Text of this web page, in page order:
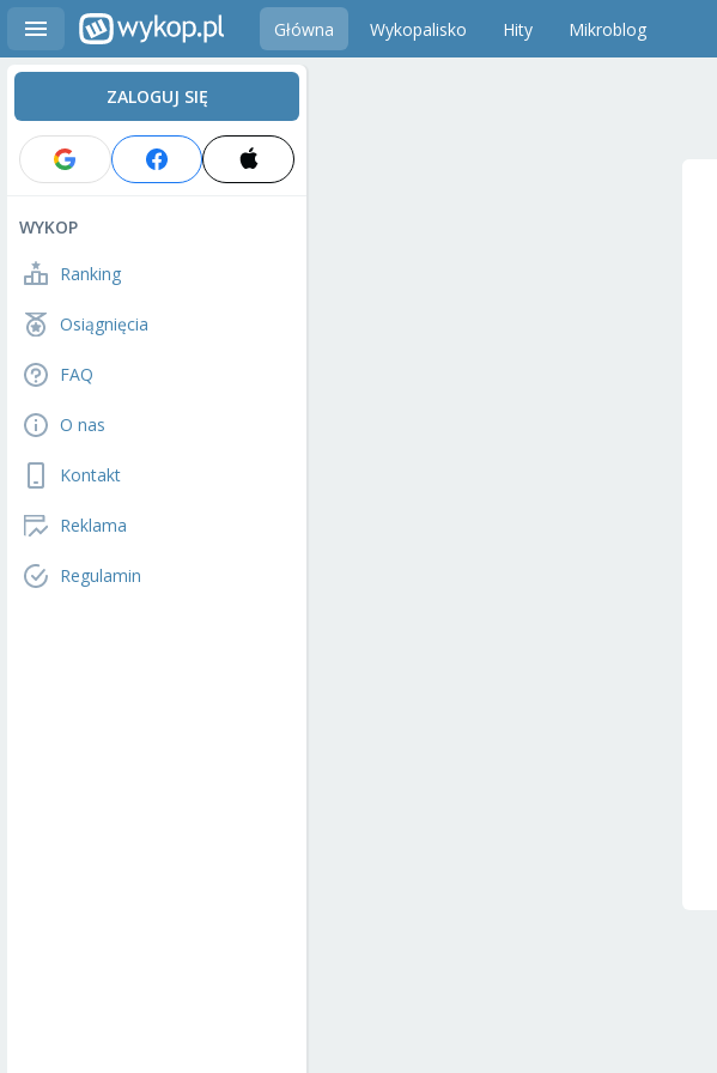
Główna Wykopalisko Hity Mikroblog
ZALOGUJ SIĘ
WYKOP
Ranking
Osiągnięcia
FAQ
O nas
Kontakt
Reklama
Regulamin